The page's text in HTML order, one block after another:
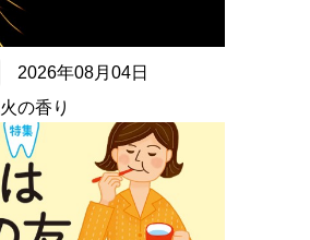
2026年08月04日
の香り